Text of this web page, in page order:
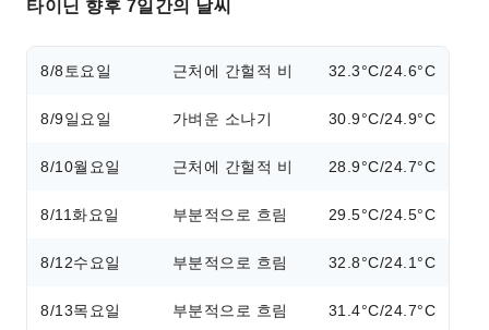
타이닌 향후 7일간의 날씨
8/8 토요일 근처에 간헐적 비 32.3°C/24.6°C
8/9일요일 가벼운 소나기 30.9°C/24.9°C
8/10월요일 근처에 간헐적 비 28.9°C/24.7°C
8/11 화요일 부분적으로 흐림 29.5°C/24.5°C
8/12수요일 부분적으로 흐림 32.8°C/24.1°C
8/13목요일 부분적으로 흐림 31.4°C/24.7°C